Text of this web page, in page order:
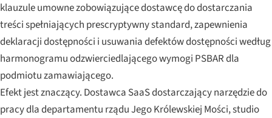
klauzule umowne zobowiązujące dostawcę do dostarczania
treści spełniających prescryptywny standard, zapewnienia
deklaracji dostępności i usuwania defektów dostępności według
harmonogramu odzwierciedlającego wymogi PSBAR dla
podmiotu zamawiającego.
Efekt jest znaczący. Dostawca SaaS dostarczający narzędzie do
pracy dla departamentu rządu Jego Królewskiej Mości, studio